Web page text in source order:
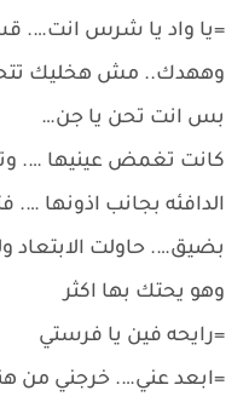
=يا واد يا شرس انت….
وههدك.. مش هخليك
بس انت تحن يا جن…
كانت تغمض عينيها ….
الدافئه بجانب اذونها
بضيق…. حاولت الابتعاد
وهو يحتك بها اكثر
=رايحه فين يا فرستي
=ابعد عني…. خرجني من